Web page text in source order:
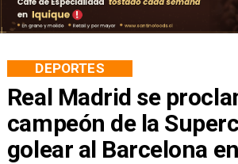
Real Madrid se
campeón de la
golear al Barcelona
DEPORTES